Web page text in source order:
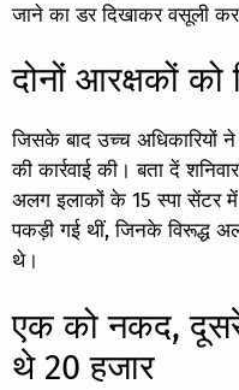
जाने का डर दिखाकर वसूली
दोनों आरक्षकों को
जिसके बाद उच्च अधिकारियों
की कार्रवाई की। बता दें
अलग इलाकों के 15 स्पा सेंटर
पकड़ी गई थीं, जिनके विरूद्ध
थे।
एक को नकद,
थे 20 हजार